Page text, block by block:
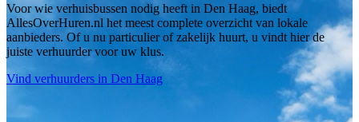
Voor wie verhuisbussen nodig heeft in Den Haag, biedt
AllesOverHuren.nl het meest complete overzicht van lokale
aanbieders. Of u nu particulier of zakelijk huurt, u vindt hier de
juiste verhuurder voor uw klus.
Vind verhuurders in Den Haag